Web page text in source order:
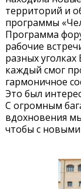
территорий и
программы
Программа
рабочие
разных уголках
каждый смог
гармоничное
Это был
С огромным
вдохновения
чтобы с